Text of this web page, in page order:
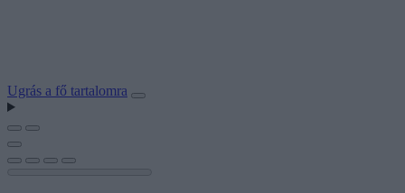
Ugrás a fő tartalomra